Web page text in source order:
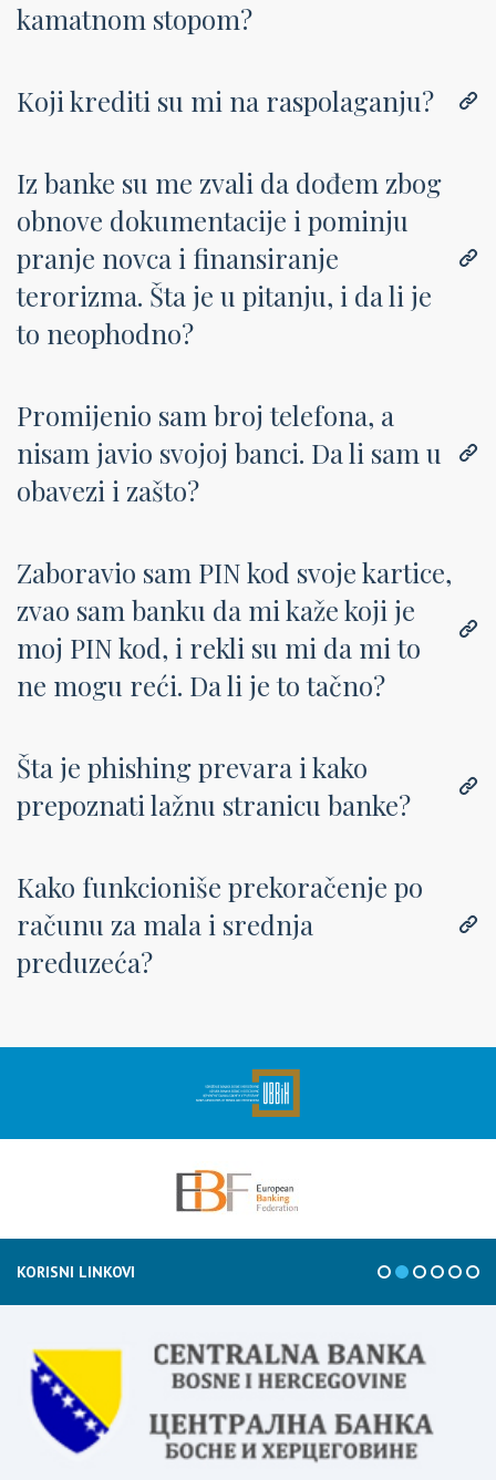
kamatnom stopom?
Koji krediti su mi na raspolaganju?
Iz banke su me zvali da dođem zbog
obnove dokumentacije i pominju
pranje novca i finansiranje
terorizma. Šta je u pitanju, i da li je
to neophodno?
Promijenio sam broj telefona, a
nisam javio svojoj banci. Da li sam u
obavezi i zašto?
Zaboravio sam PIN kod svoje kartice,
zvao sam banku da mi kaže koji je
moj PIN kod, i rekli su mi da mi to
ne mogu reći. Da li je to tačno?
Šta je phishing prevara i kako
prepoznati lažnu stranicu banke?
Kako funkcioniše prekoračenje po
računu za mala i srednja
preduzeća?
KORISNI LINKOVI